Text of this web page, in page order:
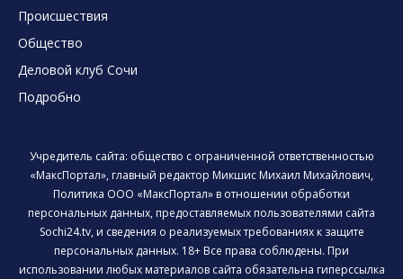
Происшествия
Общество
Деловой клуб Сочи
Подробно
Учредитель сайта: общество с ограниченной ответственностью
«МаксПортал», главный редактор Микшис Михаил Михайлович,
Политика ООО «МаксПортал» в отношении обработки
персональных данных, предоставляемых пользователями сайта
Sochi24.tv, и сведения о реализуемых требованиях к защите
персональных данных. 18+ Все права соблюдены. При
использовании любых материалов сайта обязательна гиперссылка